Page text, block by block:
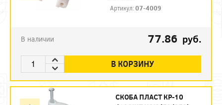
Артикул:07-4009
В наличии 77.86 руб.
В КОРЗИНУ
СКОБА ПЛАСТ КР-10